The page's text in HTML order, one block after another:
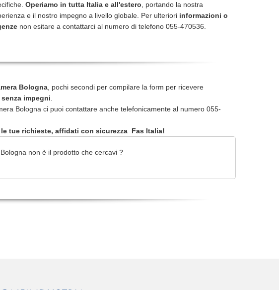
Operiamo in tutta Italia e all'estero , portando la nostra
e il nostro impegno a livello globale. Per ulteriori informazioni o
non esitare a contattarci al numero di telefono 055-470536.
Bologna , pochi secondi per compilare la form per ricevere
impegni
Bologna ci puoi contattare anche telefonicamente al numero 055-
tue richieste, affidati con sicurezza Fas Italia!
non è il prodotto che cercavi ?